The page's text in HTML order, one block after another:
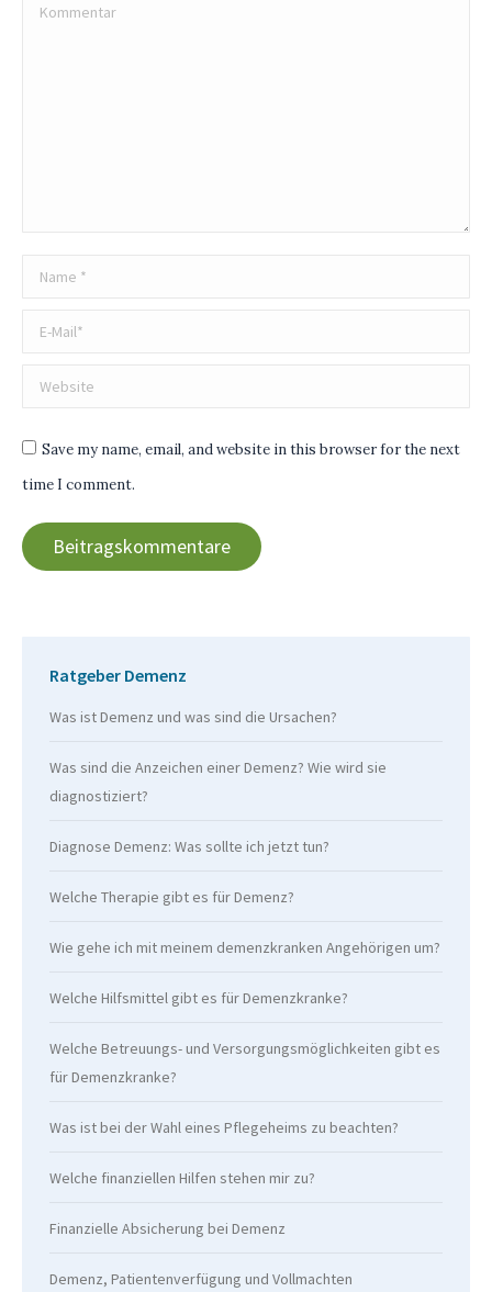
Kommentar
Name *
E-Mail *
Website
Save my name, email, and website in this browser for the next
time I comment.
Beitragskommentare
Ratgeber Demenz
Was ist Demenz und was sind die Ursachen?
Was sind die Anzeichen einer Demenz? Wie wird sie
diagnostiziert?
Diagnose Demenz: Was sollte ich jetzt tun?
Welche Therapie gibt es für Demenz?
Wie gehe ich mit meinem demenzkranken Angehörigen um?
Welche Hilfsmittel gibt es für Demenzkranke?
Welche Betreuungs- und Versorgungsmöglichkeiten gibt es
für Demenzkranke?
Was ist bei der Wahl eines Pflegeheims zu beachten?
Welche finanziellen Hilfen stehen mir zu?
Finanzielle Absicherung bei Demenz
Demenz, Patientenverfügung und Vollmachten